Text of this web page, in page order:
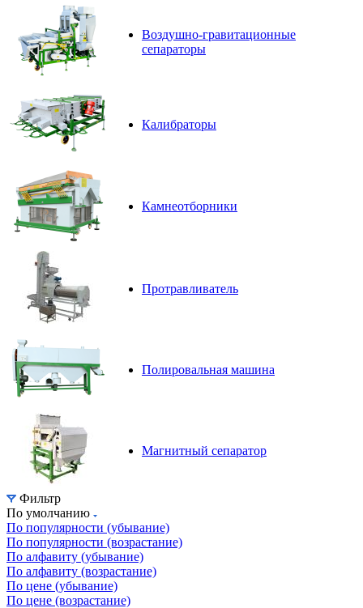
Воздушно-гравитационные
сепараторы
Калибраторы
Камнеотборники
Протравливатель
Полировальная машина
Магнитный сепаратор
Фильтр
По умолчанию
По популярности (убывание)
По популярности (возрастание)
По алфавиту (убывание)
По алфавиту (возрастание)
По цене (убывание)
По цене (возрастание)